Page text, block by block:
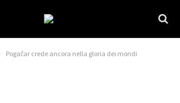
Pogačar crede ancora nella gloria dei mondi